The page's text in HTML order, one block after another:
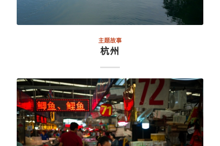
主题故事
杭州